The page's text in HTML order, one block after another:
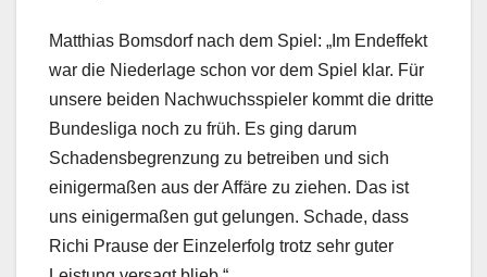
Matthias Bomsdorf nach dem Spiel: „Im Endeffekt
war die Niederlage schon vor dem Spiel klar. Für
unsere beiden Nachwuchsspieler kommt die dritte
Bundesliga noch zu früh. Es ging darum
Schadensbegrenzung zu betreiben und sich
einigermaßen aus der Affäre zu ziehen. Das ist
uns einigermaßen gut gelungen. Schade, dass
Richi Prause der Einzelerfolg trotz sehr guter